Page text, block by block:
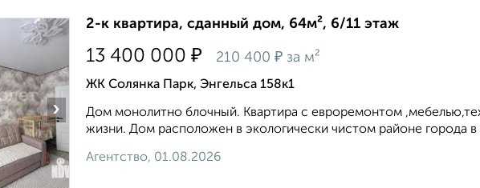
›
2-к квартира, сданный дом, 64м², 6/11 этаж
13 400 000 ₽ 210 400 ₽ за м²
ЖК Солянка Парк, Энгельса 158к1
Дом монолитно блочный. Квартира с евроремонтом
жизни. Дом расположен в экологически чистом районе города
Агентство, 01.08.2026